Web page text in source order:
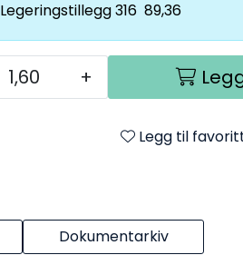
Legeringstillegg 316 89,36
+
Legg til
Dokumentarkiv